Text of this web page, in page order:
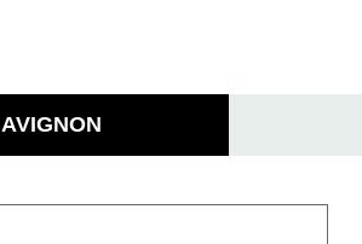
AVIGNON